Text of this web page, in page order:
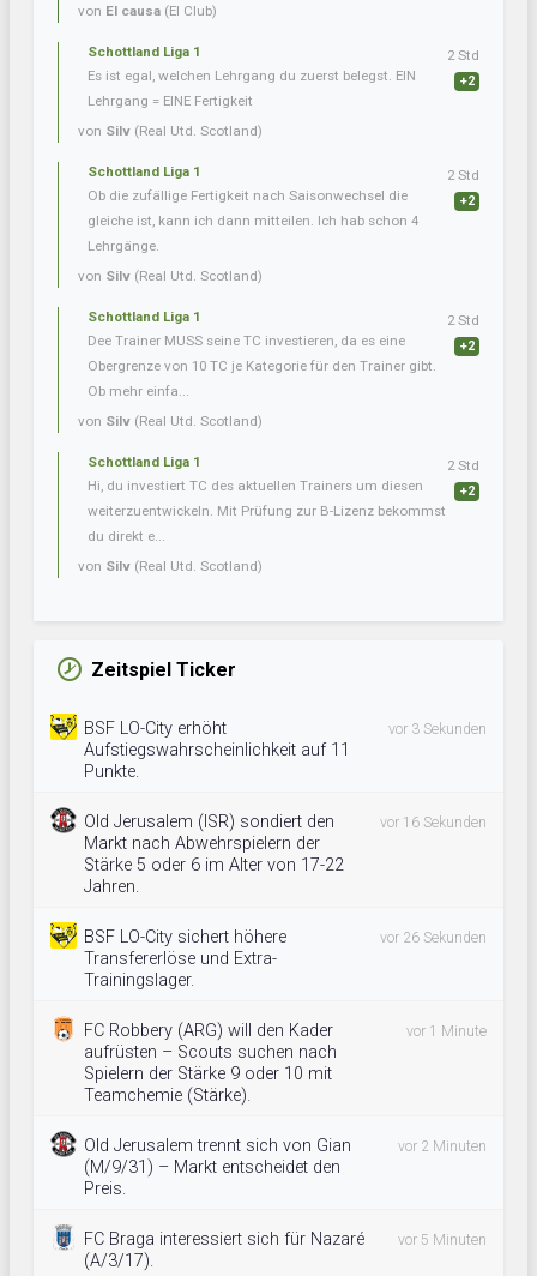
von El causa (El Club)
Schottland Liga 1
Es ist egal, welchen Lehrgang du zuerst belegst. EIN
Lehrgang = EINE Fertigkeit
von Silv (Real Utd. Scotland)
2 Std
+2
Schottland Liga 1
Ob die zufällige Fertigkeit nach Saisonwechsel die
gleiche ist, kann ich dann mitteilen. Ich hab schon 4
Lehrgänge.
von Silv (Real Utd. Scotland)
2 Std
+2
Schottland Liga 1
Dee Trainer MUSS seine TC investieren, da es eine
Obergrenze von 10 TC je Kategorie für den Trainer gibt.
Ob mehr einfa...
von Silv (Real Utd. Scotland)
2 Std
+2
Schottland Liga 1
Hi, du investiert TC des aktuellen Trainers um diesen
weiterzuentwickeln. Mit Prüfung zur B-Lizenz bekommst
du direkt e...
von Silv (Real Utd. Scotland)
2 Std
+2
Zeitspiel Ticker
BSF LO-City erhöht
Aufstiegswahrscheinlichkeit auf 11
Punkte.
vor 3 Sekunden
Old Jerusalem (ISR) sondiert den
Markt nach Abwehrspielern der
Stärke 5 oder 6 im Alter von 17-22
Jahren.
vor 16 Sekunden
BSF LO-City sichert höhere
Transfererlöse und Extra-
Trainingslager.
vor 26 Sekunden
FC Robbery (ARG) will den Kader
aufrüsten – Scouts suchen nach
Spielern der Stärke 9 oder 10 mit
Teamchemie (Stärke).
vor 1 Minute
Old Jerusalem trennt sich von Gian
(M/9/31) – Markt entscheidet den
Preis.
vor 2 Minuten
FC Braga interessiert sich für Nazaré
(A/3/17).
vor 5 Minuten